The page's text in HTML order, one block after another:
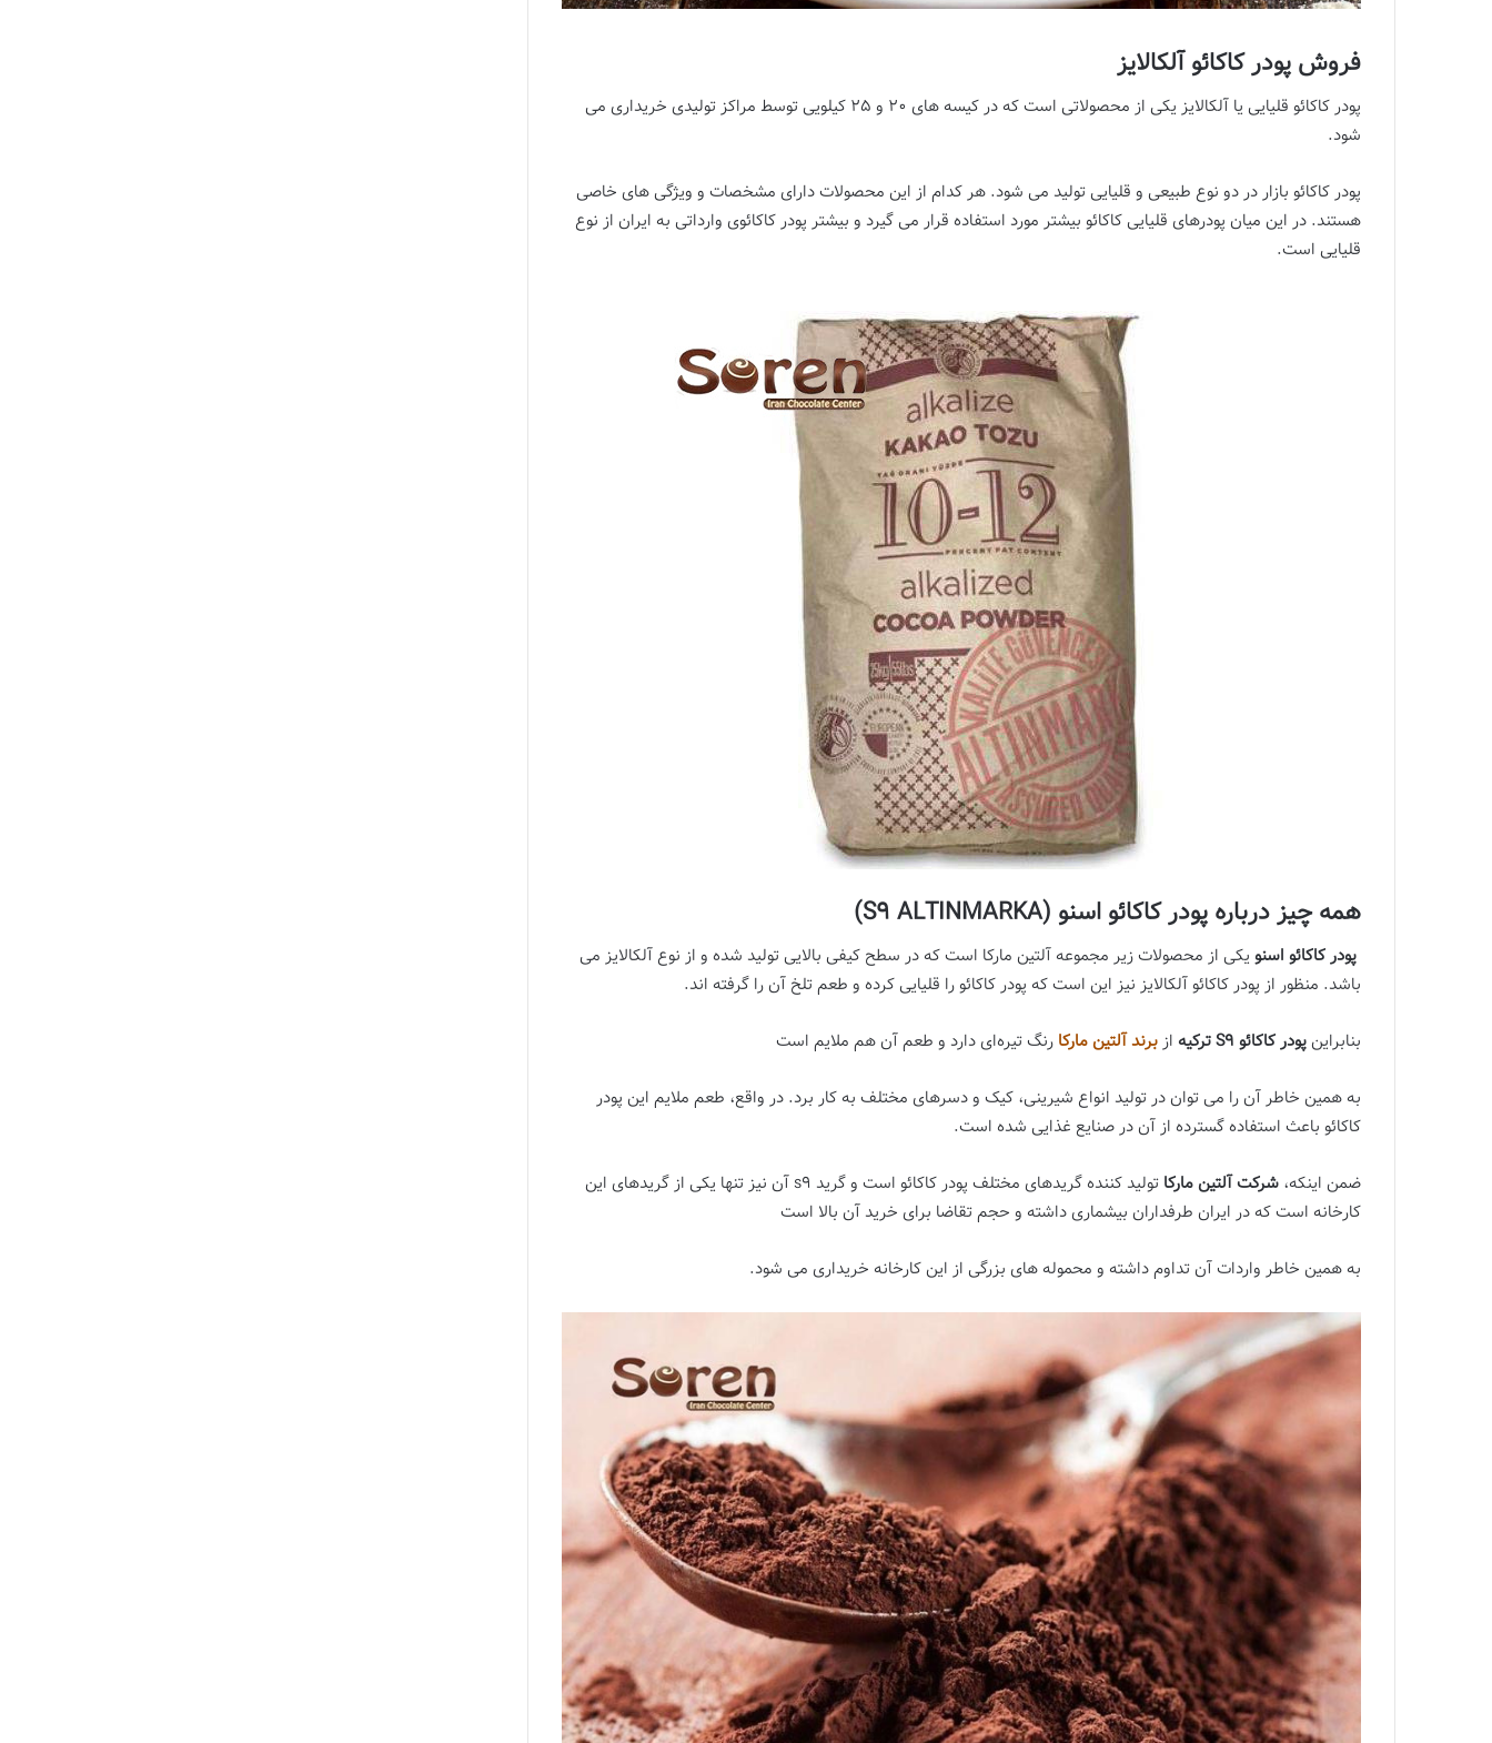
فروش پودر کاکائو آلکالایز
پودر کاکائو قلیایی یا آلکالایز یکی از محصولاتی است که در کیسه های 20 و 25 کیلویی توسط مراکز تولیدی خریداری می
شود.
پودر کاکائو بازار در دو نوع طبیعی و قلیایی تولید می شود. هر کدام از این محصولات دارای مشخصات و ویژگی های خاصی
هستند. در این میان پودرهای قلیایی کاکائو بیشتر مورد استفاده قرار می گیرد و بیشتر پودر کاکائوی وارداتی به ایران از نوع
قلیایی است.
همه چیز درباره پودر کاکائو اسنو (S9 ALTINMARKA)
پودر کاکائو اسنو یکی از محصولات زیر مجموعه آلتین مارکا است که در سطح کیفی بالایی تولید شده و از نوع آلکالایز می
باشد. منظور از پودر کاکائو آلکالایز نیز این است که پودر کاکائو را قلیایی کرده و طعم تلخ آن را گرفته اند.
بنابراینپودر کاکائو S9 ترکیه از برند آلتین مارکا رنگ تیره‌ای دارد و طعم آن هم ملایم است
به همین خاطر آن را می ‌توان در تولید انواع شیرینی، کیک و دسرهای مختلف به کار برد. در واقع، طعم ملایم این پودر
کاکائو باعث استفاده گسترده از آن در صنایع غذایی شده است.
ضمن اینکه، شرکت آلتین مارکا
تولید کننده گریدهای مختلف پودر کاکائو است و گرید s9 آن نیز تنها یکی از گریدهای این
کارخانه است که در ایران طرفداران بیشماری داشته و حجم تقاضا برای خرید آن بالا است
به همین خاطر واردات آن تداوم داشته و محموله های بزرگی از این کارخانه خریداری می شود.